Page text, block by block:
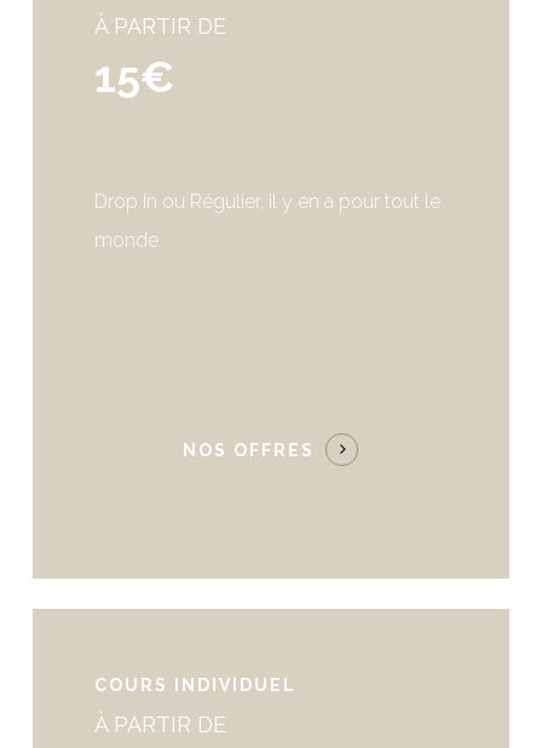
À PARTIR DE
15€
Drop In ou Régulier, il y en a pour tout le
monde.
NOS OFFRES
COURS INDIVIDUEL
À PARTIR DE